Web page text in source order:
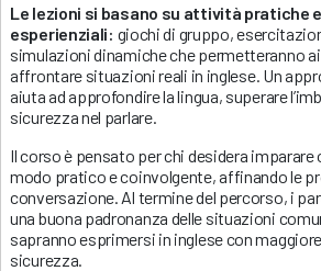
Le lezioni si basano su attività pratiche
esperienziali: giochi di gruppo,
simulazioni dinamiche che permetteranno
affrontare situazioni reali in inglese. Un
aiuta ad approfondire la lingua, superare
sicurezza nel parlare.
Il corso è pensato per chi desidera imparare
modo pratico e coinvolgente, affinando le
conversazione. Al termine del percorso, i
una buona padronanza delle situazioni
sapranno esprimersi in inglese con
sicurezza.